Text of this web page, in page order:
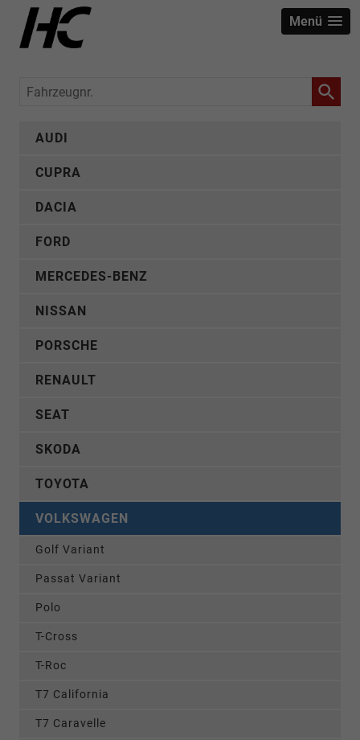
Menü
Fahrzeugnr.
AUDI
CUPRA
DACIA
FORD
MERCEDES-BENZ
NISSAN
PORSCHE
RENAULT
SEAT
SKODA
TOYOTA
VOLKSWAGEN
Golf Variant
Passat Variant
Polo
T-Cross
T-Roc
T7 California
T7 Caravelle